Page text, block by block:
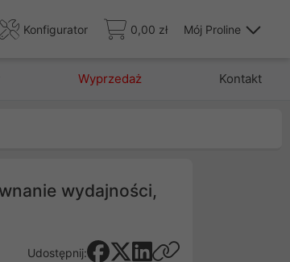
Konfigurator 0,00 zł Mój Proline
Wyprzedaż Kontakt
wydajności,
Udostępnij: